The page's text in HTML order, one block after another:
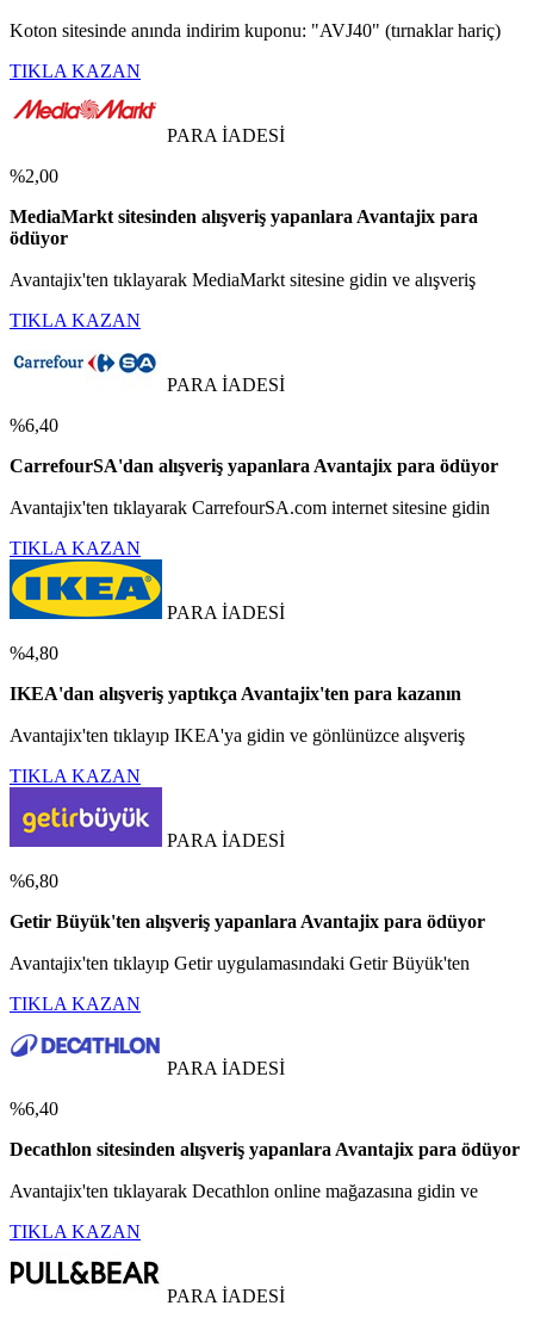
Koton sitesinde anında indirim kuponu: "AVJ40" (tırnaklar hariç)
TIKLA KAZAN
PARA İADESİ
%2,00
MediaMarkt sitesinden alışveriş yapanlara Avantajix para
ödüyor
Avantajix'ten tıklayarak MediaMarkt sitesine gidin ve alışveriş
TIKLA KAZAN
PARA İADESİ
%6,40
CarrefourSA'dan alışveriş yapanlara Avantajix para ödüyor
Avantajix'ten tıklayarak CarrefourSA.com internet sitesine gidin
TIKLA KAZAN
PARA İADESİ
%4,80
IKEA'dan alışveriş yaptıkça Avantajix'ten para kazanın
Avantajix'ten tıklayıp IKEA'ya gidin ve gönlünüzce alışveriş
TIKLA KAZAN
PARA İADESİ
%6,80
Getir Büyük'ten alışveriş yapanlara Avantajix para ödüyor
Avantajix'ten tıklayıp Getir uygulamasındaki Getir Büyük'ten
TIKLA KAZAN
PARA İADESİ
%6,40
Decathlon sitesinden alışveriş yapanlara Avantajix para ödüyor
Avantajix'ten tıklayarak Decathlon online mağazasına gidin ve
TIKLA KAZAN
PARA İADESİ